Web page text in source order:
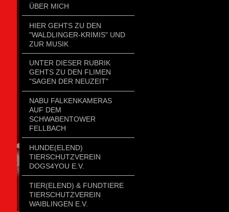
ÜBER MICH
HIER GEHTS ZU DEN
"WALDLINGER-KRIMIS" UND
ZUR MUSIK
UNTER DIESER RUBRIK
GEHTS ZU DEN FLIMEN
"SAGEN DER NEUZEIT"
NABU FALKENKAMERAS
AUF DEM
SCHWABENTOWER
FELLBACH
HUNDE(ELEND)
TIERSCHUTZVEREIN
DOGS4YOU E.V.
TIER(ELEND) & FUNDTIERE
TIERSCHUTZVEREIN
WAIBLINGEN E.V.